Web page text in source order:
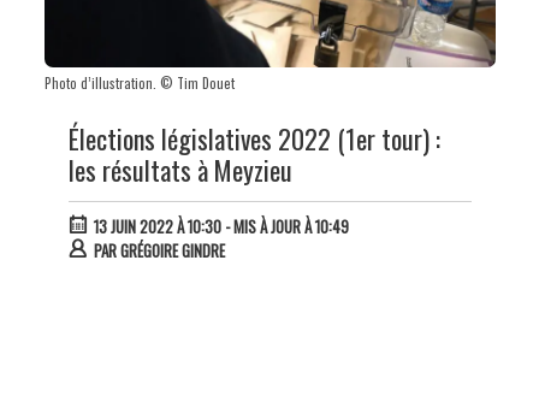
Photo d’illustration. © Tim Douet
Élections législatives 2022 (1er tour) :
les résultats à Meyzieu
13 JUIN 2022 À 10:30- MIS À JOUR À 10:49
PARGRÉGOIRE GINDRE